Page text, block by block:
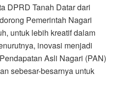
DPRD Tanah Datar dari
Pemerintah Nagari
untuk lebih kreatif dalam
inovasi menjadi
Asli Nagari (PAN)
sebesar-besarnya untuk